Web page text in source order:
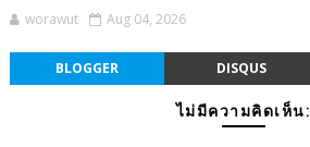
worawut Aug 04, 2026
BLOGGER DISQUS
ไม่มีความคิดเห็น: